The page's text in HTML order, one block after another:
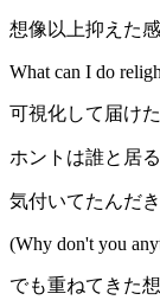
想像以上抑えた
What can I do
可視化して届け
ホントは誰と居
気付いてたんだ
(Why don't you
でも重ねてきた